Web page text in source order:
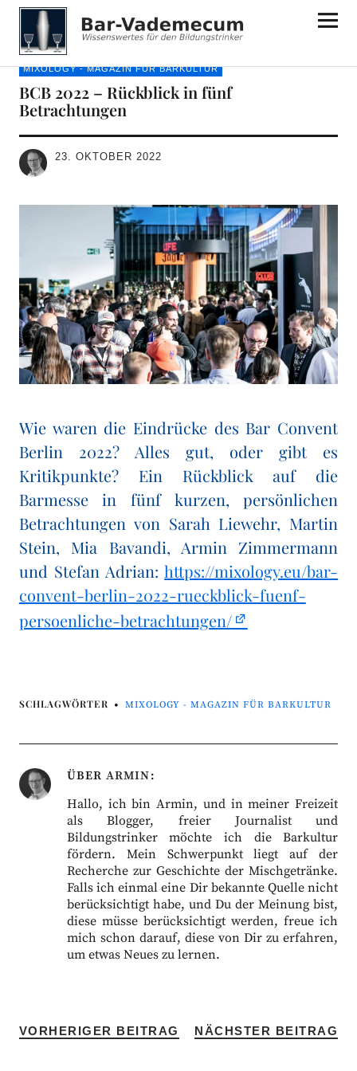
Bar-Vademecum
MIXOLOGY - MAGAZIN FÜR BARKULTUR
BCB 2022 – Rückblick in fünf
Betrachtungen
23. OKTOBER 2022
Wie waren die Eindrücke des Bar Convent
Berlin 2022? Alles gut, oder gibt es
Kritikpunkte? Ein Rückblick auf die
Barmesse in fünf kurzen, persönlichen
Betrachtungen von Sarah Liewehr, Martin
Stein, Mia Bavandi, Armin Zimmermann
und Stefan Adrian:https://mixology.eu/bar-
convent-berlin-2022-rueckblick-fuenf-
persoenliche-betrachtungen/
SCHLAGWÖRTER MIXOLOGY - MAGAZIN FÜR BARKULTUR
ÜBER ARMIN
Hallo, ich bin Armin, und in meiner Freizeit
als Blogger, freier Journalist und
Bildungstrinker möchte ich die Barkultur
fördern. Mein Schwerpunkt liegt auf der
Recherche zur Geschichte der Mischgetränke.
Falls ich einmal eine Dir bekannte Quelle nicht
berücksichtigt habe, und Du der Meinung bist,
diese müsse berücksichtigt werden, freue ich
mich schon darauf, diese von Dir zu erfahren,
um etwas Neues zu lernen.
VORHERIGER BEITRAG NÄCHSTER BEITRAG